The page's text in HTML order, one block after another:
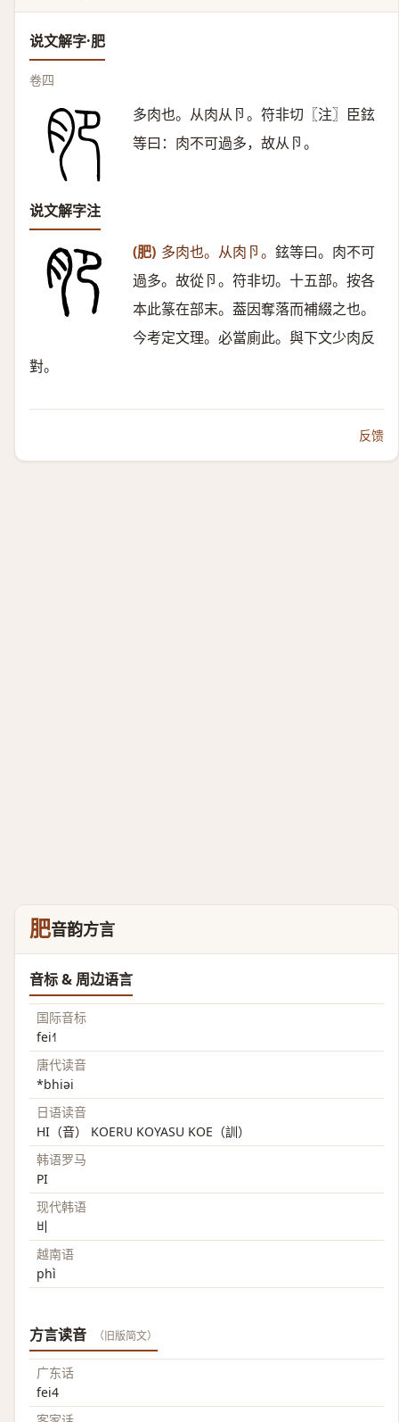
说文解字·肥
卷四
多肉也。从肉从卪。符非切〖注〗臣鉉
等曰：肉不可過多，故从卪。
说文解字注
(肥) 多肉也。从肉卪。 鉉等曰。肉不可
過多。故從卪。符非切。十五部。按各
本此篆在部末。葢因奪落而補綴之也。
今考定文理。必當廁此。與下文少肉反
對。
反馈
肥音韵方言
音标 & 周边语言
国际音标
fei˧˥
唐代读音
*bhiəi
日语读音
HI（音） KOERU KOYASU KOE（訓）
韩语罗马
PI
现代韩语
비
越南语
phì
方言读音 （旧版简文）
广东话
fei4